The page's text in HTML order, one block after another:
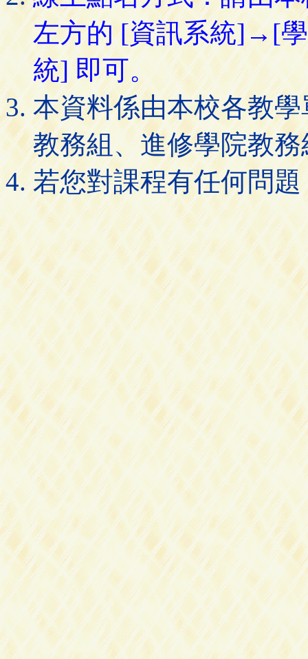
左方的 [資訊系統]→[
統] 即可。
本資料係由本校各教
教務組、進修學院教
若您對課程有任何問